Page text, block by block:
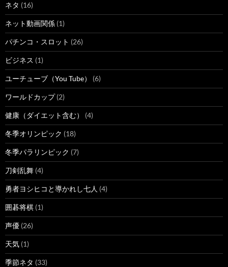
ネタ (16)
ネット動画関係 (1)
パチンコ・スロット (26)
ビジネス (1)
ユーチューブ（You Tube） (6)
ワールドカップ(2)
健康（ダイエット含む） (4)
冬季オリンピック (18)
冬季パラリンピック (7)
刀剣乱舞 (4)
勇者ヨシヒコと導かれし七人 (4)
囲碁将棋 (1)
声優 (26)
天気 (1)
季節ネタ (33)